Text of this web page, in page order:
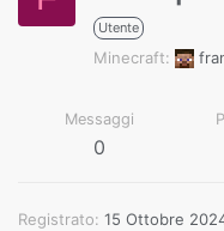
Utente
Minecraft
Messaggi
0
Registrato 15 Ottobre